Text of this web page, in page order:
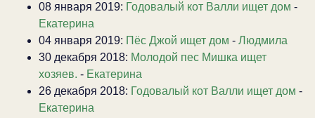
08 января 2019: Годовалый кот Валли ищет дом -
Екатерина
04 января 2019: Пёс Джой ищет дом - Людмила
30 декабря 2018: Молодой пес Мишка ищет
хозяев. - Екатерина
26 декабря 2018: Годовалый кот Валли ищет дом -
Екатерина